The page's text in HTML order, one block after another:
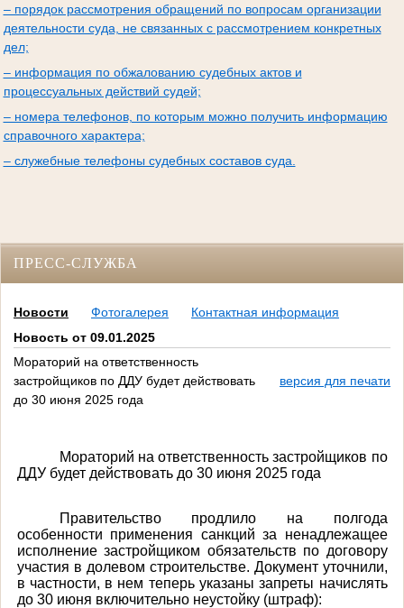
– порядок рассмотрения обращений по вопросам организации
деятельности суда, не связанных с рассмотрением конкретных
дел;
– информация по обжалованию судебных актов и
процессуальных действий судей;
– номера телефонов, по которым можно получить информацию
справочного характера;
– служебные телефоны судебных составов суда.
ПРЕСС-СЛУЖБА
Новости Фотогалерея
Контактная информация
Новость от 09.01.2025
Мораторий на ответственность
застройщиков по ДДУ будет действовать
до 30 июня 2025 года
версия для печати
Мораторий на ответственность застройщиков по
ДДУ будет действовать до 30 июня 2025 года
Правительство продлило на полгода
особенности применения санкций за ненадлежащее
исполнение застройщиком обязательств по договору
участия в долевом строительстве. Документ уточнили,
в частности, в нем теперь указаны запреты начислять
до 30 июня включительно неустойку (штраф):